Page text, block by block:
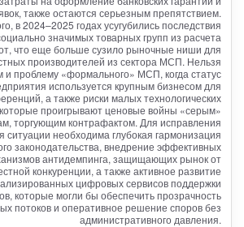
также остаются серьезным препятствием.
в 2024–2025 годах усугубились последствия
значимых товарных групп из расчета
что еще больше сузило рыночные ниши для
производителей из сектора МСП. Нельзя
и проблему «формального» МСП, когда статус
используется крупным бизнесом для
а также риски малых технологических
проигрывают ценовые войны «серым»
торгующим контрафактом. Для исправления
ситуации необходима глубокая гармонизация
законодательства, внедрение эффективных
антидемпинга, защищающих рынок от
конкуренции, а также активное развитие
цифровых сервисов поддержки
которые могли бы обеспечить прозрачность
потоков и оперативное решение споров без
административного давления.